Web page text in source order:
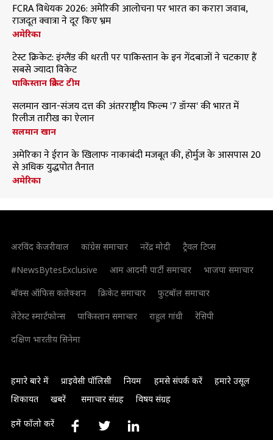
FCRA विधेयक 2026: अमेरिकी आलोचना पर भारत का करारा जवाब,
राजदूत क्वात्रा ने दूर किए भ्रम
अमेरिका
टेस्ट क्रिकेट: इंग्लैंड की धरती पर पाकिस्तान के इन गेंदबाजों ने चटकाए हैं
सबसे ज्यादा विकेट
पाकिस्तान क्रिकेट टीम
सलमान खान-संजय दत्त की अंतरराष्ट्रीय फिल्म '7 डॉग्स' की भारत में
रिलीज तारीख का ऐलान
सलमान खान
अमेरिका ने ईरान के खिलाफ नाकाबंदी मजबूत की, होर्मुज के आसपास 20
से अधिक युद्धपोत तैनात
अमेरिका
अरविंद केजरीवाल कांग्रेस समाचार नरेंद्र मोदी
ट्रैवल टिप्स
#NewsBytesExclusive
आम आदमी पार्टी समाचार
भाजपा समाचार
बॉक्स ऑफिस कलेक्शन
क्रिकेट समाचार
फुटबॉल समाचार
लेटेस्ट स्मार्टफोन्स
पाकिस्तान समाचार राहुल गांधी
रेसिपी
दक्षिण भारतीय सिनेमा
हमारे बारे में प्राइवेसी पॉलिसी नियम हमसे संपर्क करें
हमारे उसूल
शिकायत
खबरें समाचार संग्रह विषय संग्रह
हमें फॉलो करें